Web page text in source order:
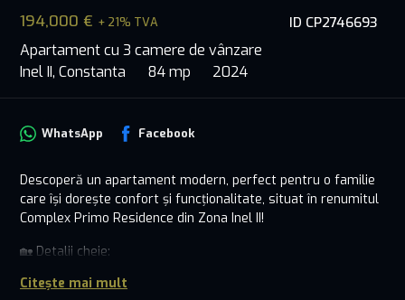
ID CP2746693
194,000 € + 21% TVA
Apartament cu 3 camere de vânzare
Inel II, Constanta
84 mp 2024
WhatsApp Facebook
Descoperă un apartament modern, perfect pentru o familie
care își dorește confort și funcționalitate, situat în renumitul
Complex Primo Residence din Zona Inel II!
🏡 Detalii cheie:
un stil de viață modern.
Citește mai mult